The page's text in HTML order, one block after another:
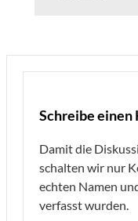
Schreibe einen
Damit die
schalten wir nur
echten Namen
verfasst wurden.